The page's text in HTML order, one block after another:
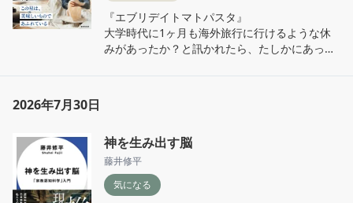
『エブリデイトマトパスタ』
大学時代に1ヶ月も海外旅行に行けるような休
みがあったか？と訊かれたら、たしかにあった
2026年7月30日
神を生み出す脳
藤井修平
気になる